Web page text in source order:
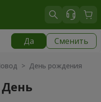
Да Сменить
> День рождения
День